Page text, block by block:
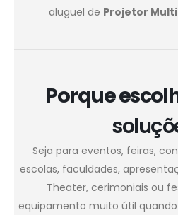
aluguel de Projetor
Porque
Seja para eventos, feiras,
escolas, faculdades,
Theater, cerimoniais ou
equipamento muito útil